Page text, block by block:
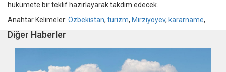
hükümete bir teklif hazırlayarak takdim edecek.
Anahtar Kelimeler: Özbekistan, turizm, Mirziyoyev, kararname,
Diğer Haberler